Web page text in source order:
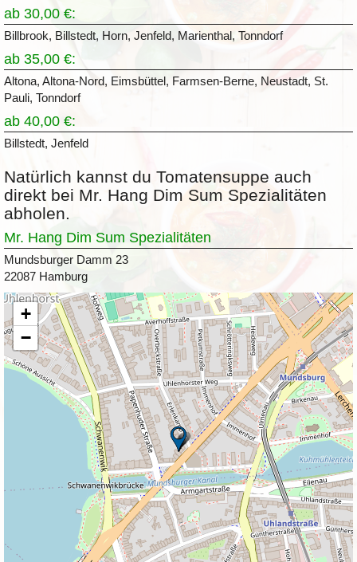
ab 30,00 €:
Billbrook, Billstedt, Horn, Jenfeld, Marienthal, Tonndorf
ab 35,00 €:
Altona, Altona-Nord, Eimsbüttel, Farmsen-Berne, Neustadt, St.
Pauli, Tonndorf
ab 40,00 €:
Billstedt, Jenfeld
Natürlich kannst du Tomatensuppe auch
direkt bei Mr. Hang Dim Sum Spezialitäten
abholen.
Mr. Hang Dim Sum Spezialitäten
Mundsburger Damm 23
22087 Hamburg
+
−